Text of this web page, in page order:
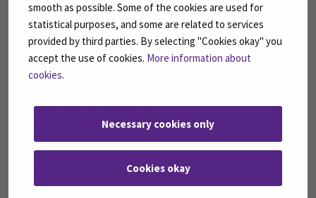
smooth as possible. Some of the cookies are used for
statistical purposes, and some are related to services
provided by third parties. By selecting "Cookies okay" you
accept the use of cookies. More information about
cookies.
Necessary cookies only
Cookies okay
Voit poistaa selaimesi tallentamat evästeet selaimen
asetuksista alla olevien linkkien kautta. Evästeiden
käyttöä voi estää tai rajata käytettävän laitteen
sivujen tai niiden osien käytön.
Firefox